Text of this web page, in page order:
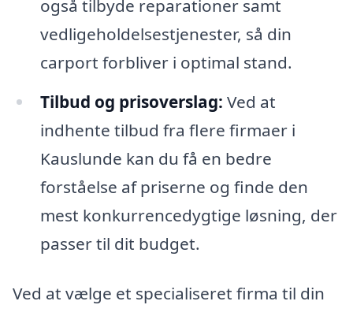
også tilbyde reparationer samt
vedligeholdelsestjenester, så din
carport forbliver i optimal stand.
Tilbud og prisoverslag: Ved at
indhente tilbud fra flere firmaer i
Kauslunde kan du få en bedre
forståelse af priserne og finde den
mest konkurrencedygtige løsning, der
passer til dit budget.
Ved at vælge et specialiseret firma til din